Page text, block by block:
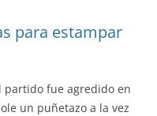
para estampar
partido fue agredido en
un puñetazo a la vez